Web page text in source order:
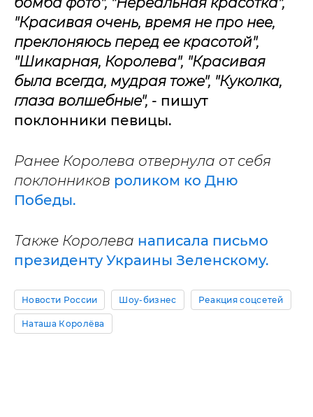
"Красивая очень, время не про нее,
преклоняюсь перед ее красотой",
"Шикарная, Королева", "Красивая
была всегда, мудрая тоже", "Куколка,
глаза волшебные", - пишут
поклонники певицы.
Ранее Королева отвернула от себя
поклонников роликом ко Дню
Победы.
Также Королева написала письмо
президенту Украины Зеленскому.
Новости России Шоу-бизнес Реакция соцсетей
Наташа Королёва